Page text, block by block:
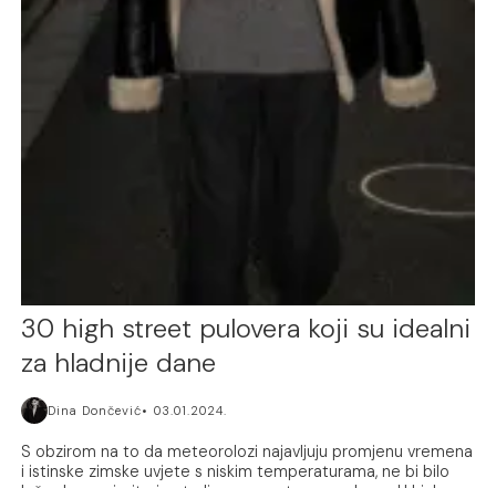
30 high street pulovera koji su idealni
za hladnije dane
Dina Dončević 03.01.2024.
S obzirom na to da meteorolozi najavljuju promjenu vremena
i istinske zimske uvjete s niskim temperaturama, ne bi bilo